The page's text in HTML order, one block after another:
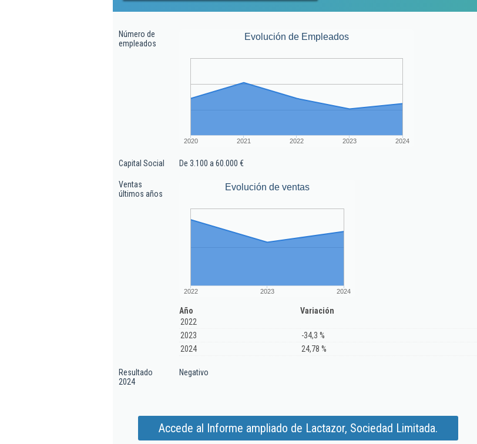
Número de
empleados
Evolución de Empleados
2020 2021 2022 2023 2024
Capital Social De 3.100 a 60.000 €
Ventas
últimos años
Evolución de ventas
2022 2023 2024
Año
Variación
2022
2023
-34,3 %
2024
24,78 %
Resultado
2024
Negativo
Accede al Informe ampliado de Lactazor, Sociedad Limitada.